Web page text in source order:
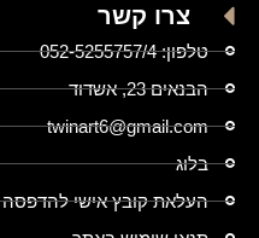
צרו קשר
טלפון: 052-5255757/4
הבנאים 23, אשדוד
twinart6@gmail.com
בלוג
העלאת קובץ אישי להדפסה